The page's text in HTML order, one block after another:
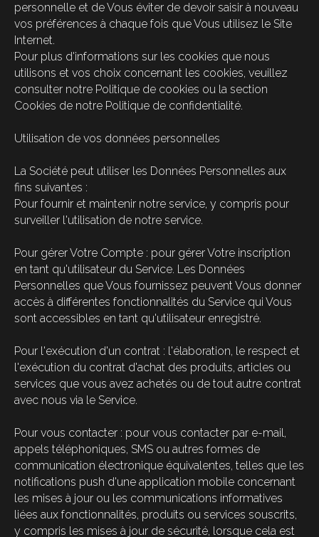
personnelle et de Vous éviter de devoir saisir à nouveau
vos préférences à chaque fois que Vous utilisez le Site
Internet.
Pour plus d'informations sur les cookies que nous
utilisons et vos choix concernant les cookies, veuillez
consulter notre Politique de cookies ou la section
Cookies de notre Politique de confidentialité.
Utilisation de vos données personnelles
La Société peut utiliser les Données Personnelles aux
fins suivantes :
Pour fournir et maintenir notre service, y compris pour
surveiller l'utilisation de notre service.
Pour gérer Votre Compte : pour gérer Votre inscription
en tant qu'utilisateur du Service. Les Données
Personnelles que Vous fournissez peuvent Vous donner
accès à différentes fonctionnalités du Service qui Vous
sont accessibles en tant qu'utilisateur enregistré.
Pour l'exécution d'un contrat : l'élaboration, le respect et
l'exécution du contrat d'achat des produits, articles ou
services que vous avez achetés ou de tout autre contrat
avec nous via le Service.
Pour vous contacter : pour vous contacter par e-mail,
appels téléphoniques, SMS ou autres formes de
communication électronique équivalentes, telles que les
notifications push d'une application mobile concernant
les mises à jour ou les communications informatives
liées aux fonctionnalités, produits ou services souscrits,
y compris les mises à jour de sécurité, lorsque cela est